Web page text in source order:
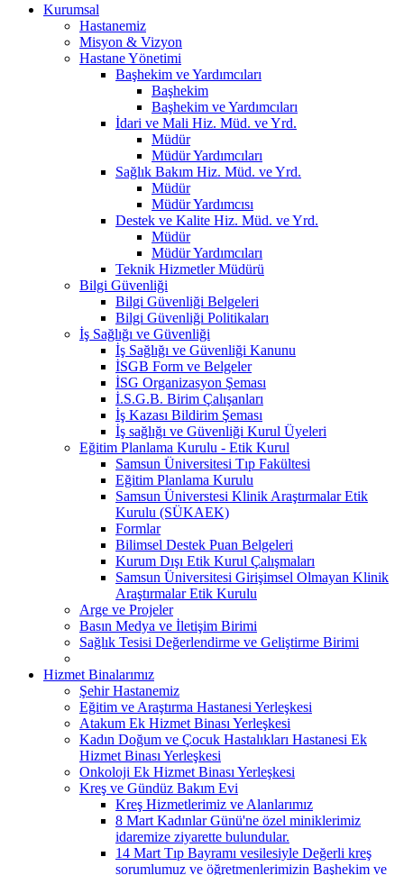
Kurumsal
Hastanemiz
Misyon & Vizyon
Hastane Yönetimi
Başhekim ve Yardımcıları
Başhekim
Başhekim ve Yardımcıları
İdari ve Mali Hiz. Müd. ve Yrd.
Müdür
Müdür Yardımcıları
Sağlık Bakım Hiz. Müd. ve Yrd.
Müdür
Müdür Yardımcısı
Destek ve Kalite Hiz. Müd. ve Yrd.
Müdür
Müdür Yardımcıları
Teknik Hizmetler Müdürü
Bilgi Güvenliği
Bilgi Güvenliği Belgeleri
Bilgi Güvenliği Politikaları
İş Sağlığı ve Güvenliği
İş Sağlığı ve Güvenliği Kanunu
İSGB Form ve Belgeler
İSG Organizasyon Şeması
İ.S.G.B. Birim Çalışanları
İş Kazası Bildirim Şeması
İş sağlığı ve Güvenliği Kurul Üyeleri
Eğitim Planlama Kurulu - Etik Kurul
Samsun Üniversitesi Tıp Fakültesi
Eğitim Planlama Kurulu
Samsun Üniverstesi Klinik Araştırmalar Etik
Kurulu (SÜKAEK)
Formlar
Bilimsel Destek Puan Belgeleri
Kurum Dışı Etik Kurul Çalışmaları
Samsun Üniversitesi Girişimsel Olmayan Klinik
Araştırmalar Etik Kurulu
Arge ve Projeler
Basın Medya ve İletişim Birimi
Sağlık Tesisi Değerlendirme ve Geliştirme Birimi
Hizmet Binalarımız
Şehir Hastanemiz
Eğitim ve Araştırma Hastanesi Yerleşkesi
Atakum Ek Hizmet Binası Yerleşkesi
Kadın Doğum ve Çocuk Hastalıkları Hastanesi Ek
Hizmet Binası Yerleşkesi
Onkoloji Ek Hizmet Binası Yerleşkesi
Kreş ve Gündüz Bakım Evi
Kreş Hizmetlerimiz ve Alanlarımız
8 Mart Kadınlar Günü'ne özel miniklerimiz
idaremize ziyarette bulundular.
14 Mart Tıp Bayramı vesilesiyle Değerli kreş
sorumlumuz ve öğretmenlerimizin Başhekim ve